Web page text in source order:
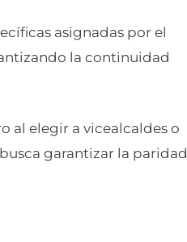
asignadas por el
la continuidad
al elegir a vicealcaldes o
garantizar la paridad